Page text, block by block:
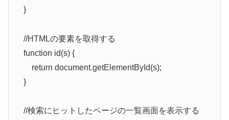
}
//HTMLの要素を取得する
function id(s) {
return document.getElementById(s);
}
//検索にヒットしたページの一覧画面を表示する